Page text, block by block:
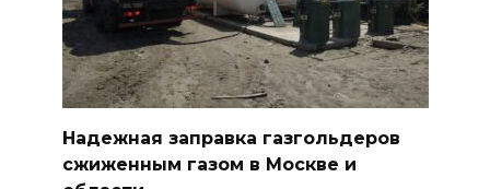
Надежная заправка газгольдеров
сжиженным газом в Москве и